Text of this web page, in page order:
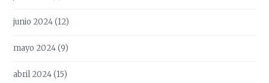
junio 2024(12)
mayo 2024(9)
abril 2024(15)